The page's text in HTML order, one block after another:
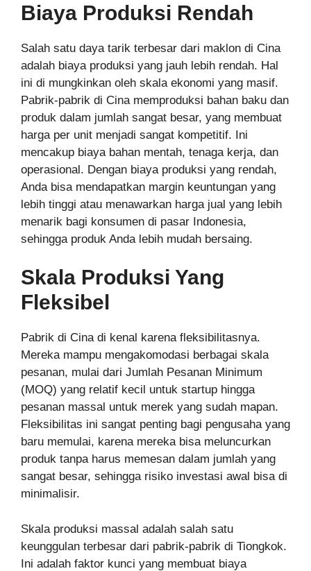
Biaya Produksi Rendah
Salah satu daya tarik terbesar dari maklon di Cina
adalah biaya produksi yang jauh lebih rendah. Hal
ini di mungkinkan oleh skala ekonomi yang masif.
Pabrik-pabrik di Cina memproduksi bahan baku dan
produk dalam jumlah sangat besar, yang membuat
harga per unit menjadi sangat kompetitif. Ini
mencakup biaya bahan mentah, tenaga kerja, dan
operasional. Dengan biaya produksi yang rendah,
Anda bisa mendapatkan margin keuntungan yang
lebih tinggi atau menawarkan harga jual yang lebih
menarik bagi konsumen di pasar Indonesia,
sehingga produk Anda lebih mudah bersaing.
Skala Produksi Yang
Fleksibel
Pabrik di Cina di kenal karena fleksibilitasnya.
Mereka mampu mengakomodasi berbagai skala
pesanan, mulai dari Jumlah Pesanan Minimum
(MOQ) yang relatif kecil untuk startup hingga
pesanan massal untuk merek yang sudah mapan.
Fleksibilitas ini sangat penting bagi pengusaha yang
baru memulai, karena mereka bisa meluncurkan
produk tanpa harus memesan dalam jumlah yang
sangat besar, sehingga risiko investasi awal bisa di
minimalisir.
Skala produksi massal adalah salah satu
keunggulan terbesar dari pabrik-pabrik di Tiongkok.
Ini adalah faktor kunci yang membuat biaya